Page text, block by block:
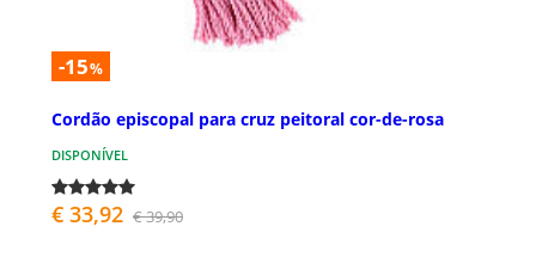
-15%
Cordão episcopal para cruz peitoral cor-de-rosa
DISPONÍVEL
€ 33,92 € 39,90